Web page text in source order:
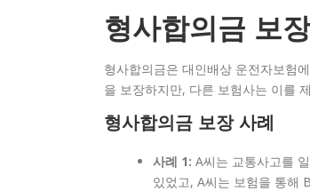
형사합의금 보
형사합의금은 대인배상 운전자보험
을 보장하지만, 다른 보험사는 이를
형사합의금 보장 사례
사례 1: A씨는 교통사고를
있었고, A씨는 보험을 통해